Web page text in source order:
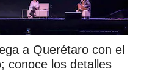
a Querétaro con el
conoce los detalles